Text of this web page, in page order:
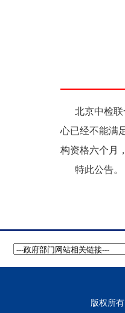
北京中检联
心已经不能满
构资格六个月
特此公告。
版权所